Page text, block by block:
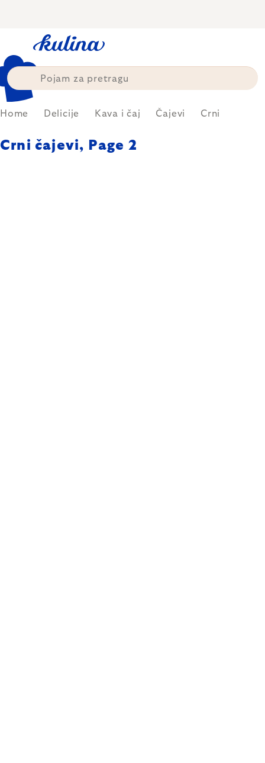
Home Delicije Kava i čaj Čajevi Crni
Crni čajevi, Page 2